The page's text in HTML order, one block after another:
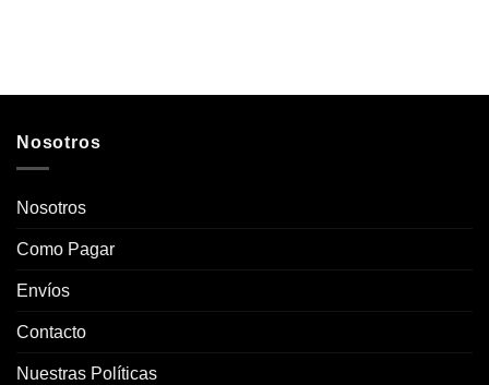
Nosotros
Nosotros
Como Pagar
Envíos
Contacto
Nuestras Políticas